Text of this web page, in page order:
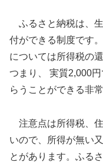
ふるさと納税は、
付ができる制度です
については所得税の
つまり、 実質2,000
らうことができる非
注意点は所得税、
いので、所得が無い
とがあります。ふる